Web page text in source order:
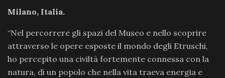
Milano, Italia.
“Nel percorrere gli spazi del Museo e nello scoprire
attraverso le opere esposte il mondo degli Etruschi,
ho percepito una civiltà fortemente connessa con la
natura, di un popolo che nella vita traeva energia e